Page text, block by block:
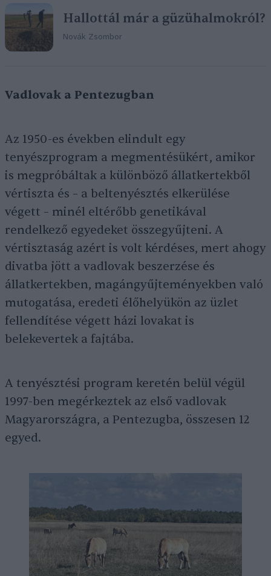
Hallottál már a güzühalmokról?
Novák Zsombor
Vadlovak a Pentezugban
Az 1950-es években elindult egy
tenyészprogram a megmentésükért, amikor
is megpróbáltak a különböző állatkertekből
vértiszta és – a beltenyésztés elkerülése
végett – minél eltérőbb genetikával
rendelkező egyedeket összegyűjteni. A
vértisztaság azért is volt kérdéses, mert ahogy
divatba jött a vadlovak beszerzése és
állatkertekben, magángyűjteményekben való
mutogatása, eredeti élőhelyükön az üzlet
fellendítése végett házi lovakat is
belekevertek a fajtába.
A tenyésztési program keretén belül végül
1997-ben megérkeztek az első vadlovak
Magyarországra, a Pentezugba, összesen 12
egyed.